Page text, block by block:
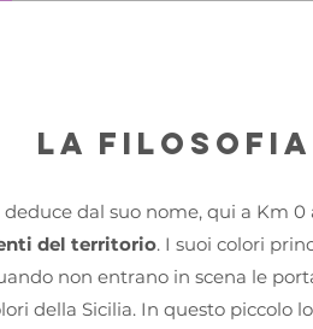
La
deduce dal suo nome, qui a Km
del territorio. I suoi colori
non entrano in scena le
della Sicilia. In questo piccolo